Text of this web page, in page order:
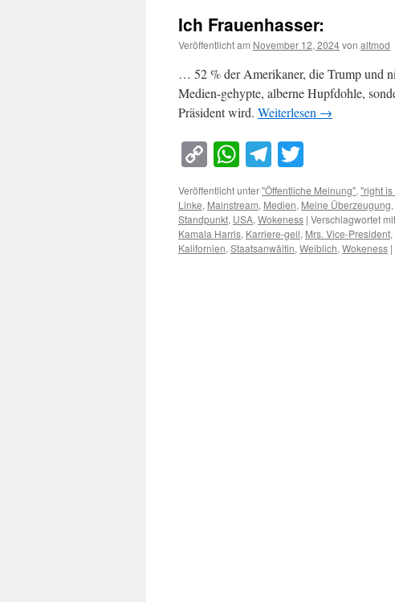
Ich Frauenhasser:
Veröffentlicht am November 12, 2024von altmod
… 52 % der Amerikaner, die Trump und
Medien-gehypte, alberne Hupfdohle,
Präsident wird. Weiterlesen →
Copy
Link
WhatsApp
Telegram
Veröffentlicht unter"Öffentliche Meinung","right
Linke, Mainstream, Medien, Meine Überzeugung,
Standpunkt, USA,Wokeness | Verschlagwortet mit
Kamala Harris, Karriere-geil, Mrs. Vice-President,
Kalifornien,Staatsanwältin,Weiblich,Wokeness |